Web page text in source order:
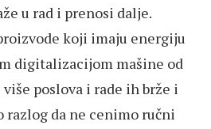
u rad i prenosi dalje.
koji imaju energiju
digitalizacijom mašine od
poslova i rade ih brže i
da ne cenimo ručni